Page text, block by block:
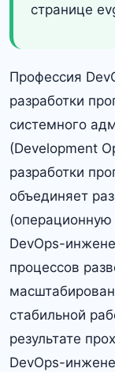
странице
Профессия
разработки
системного
(Development
разработки
объединяет
(операционную
DevOps-
процессов
стабильной
результате
DevOps-